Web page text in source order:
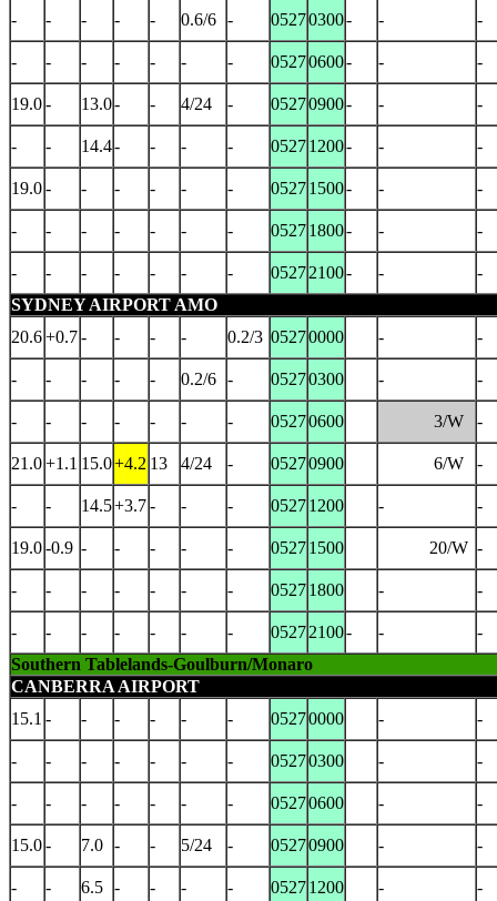
- - - - - 0.6/6 - 05270300- - -
- - - - - - - 05270600- - -
19.0- 13.0- - 4/24 - 05270900- - -
- - 14.4- - - - 05271200- - -
19.0- - - - - - 05271500- - -
- - - - - - - 05271800- - -
- - - - - - - 05272100- -
-
SYDNEY AIRPORT AMO
20.6+0.7- - - - 0.2/3 05270000 - -
- - - - - 0.2/6 - 05270300 - -
- - - - - - - 05270600 3/W -
21.0+1.1 15.0+4.2 13 4/24 - 05270900 6/W -
- - 14.5+3.7- - - 05271200 - -
19.0-0.9 - - - - - 05271500 20/W -
- - - - - - - 05271800 - -
- - - - - - - 05272100- -
-
Southern Tablelands-Goulburn/Monaro
CANBERRA AIRPORT
15.1 - - - - - - 05270000 - -
- - - - - - - 05270300 - -
- - - - - - - 05270600 - -
15.0- 7.0 - - 5/24 - 05270900 - -
- - 6.5 - - - - 05271200 - -